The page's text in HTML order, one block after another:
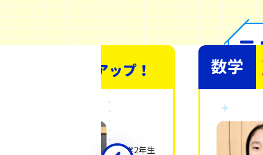
アップ！
中学2年生
数学